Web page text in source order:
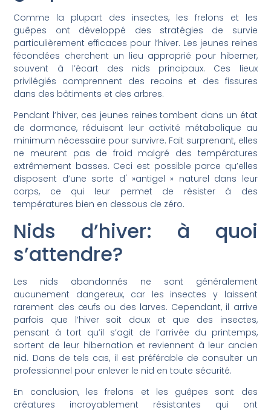
Comme la plupart des insectes, les frelons et les
guêpes ont développé des stratégies de survie
particulièrement efficaces pour l’hiver. Les jeunes reines
fécondées cherchent un lieu approprié pour hiberner,
souvent à l’écart des nids principaux. Ces lieux
privilégiés comprennent des recoins et des fissures
dans des bâtiments et des arbres.
Pendant l’hiver, ces jeunes reines tombent dans un état
de dormance, réduisant leur activité métabolique au
minimum nécessaire pour survivre. Fait surprenant, elles
ne meurent pas de froid malgré des températures
extrêmement basses. Ceci est possible parce qu’elles
disposent d’une sorte d' »antigel » naturel dans leur
corps, ce qui leur permet de résister à des
températures bien en dessous de zéro.
Nids d’hiver: à quoi
s’attendre?
Les nids abandonnés ne sont généralement
aucunement dangereux, car les insectes y laissent
rarement des œufs ou des larves. Cependant, il arrive
parfois que l’hiver soit doux et que des insectes,
pensant à tort qu’il s’agit de l’arrivée du printemps,
sortent de leur hibernation et reviennent à leur ancien
nid. Dans de tels cas, il est préférable de consulter un
professionnel pour enlever le nid en toute sécurité.
En conclusion, les frelons et les guêpes sont des
créatures incroyablement résistantes qui ont